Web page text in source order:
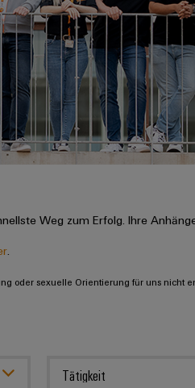
Weg zum Erfolg. Ihre
oder sexuelle Orientierung für uns nicht
Tätigkeit